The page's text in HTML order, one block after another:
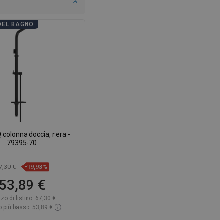
BAGNO
colonna doccia, nera -
79395-70
€ -19,93%
53,89 €
di listino: 67,30 €
più basso: 53,89 €